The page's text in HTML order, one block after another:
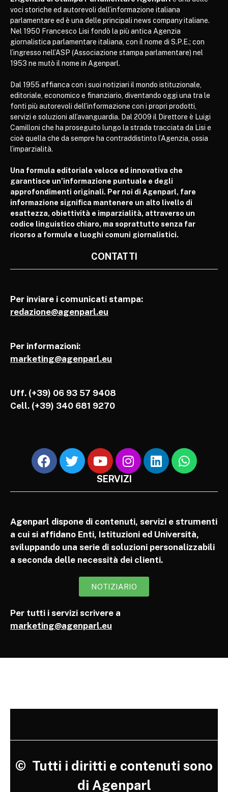
voci storiche ed autorevoli dell’informazione italiana
parlamentare ed è una delle principali news company italiane.
Nel 1950 Francesco Lisi fondò la più antica Agenzia
giornalistica parlamentare italiana, con il nome di S.P.E.; con
l’ingresso nell’ASP (Associazione stampa parlamentare) nel
1953 ne mutò il nome in Agenparl.
Dal 1955 affianca con i suoi notiziari il mondo istituzionale,
editoriale, economico e finanziario, diventando oggi una tra le
fonti più autorevoli dell’informazione con i propri prodotti,
servizi e soluzioni all’avanguardia. Dal 2009 il Direttore è Luigi
Camilloni che ha proseguito lungo la strada tracciata da Lisi e
cioè quella che da sempre ha contraddistinto l’Agenzia, ossia
l’imparzialità.
Una formula editoriale veloce ed innovativa che
garantisce un’informazione puntuale e degli
approfondimenti originali. Per noi di Agenparl, fare
informazione significa mantenere un alto livello di
esattezza, obiettività e imparzialità, attraverso un
codice linguistico chiaro, ma soprattutto senza far
ricorso a formule e luoghi comuni giornalistici.
CONTATTI
Per inviare i comunicati stampa:
redazione@agenparl.eu
Per informazioni:
marketing@agenparl.eu
Uff. (+39) 06 93 57 9408
Cell. (+39) 340 681 9270
SERVIZI
Agenparl dispone di contenuti, servizi e strumenti
a cui si affidano Enti, Istituzioni ed Università,
sviluppando una serie di soluzioni personalizzabili
a seconda delle necessità dei clienti.
NOTIZIARIO
Per tutti i servizi scrivere a
marketing@agenparl.eu
© Tutti i diritti e contenuti sono
di Agenparl